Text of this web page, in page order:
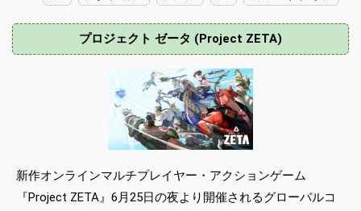
プロジェクト ゼータ (Project ZETA)
新作オンラインマルチプレイヤー・アクションゲーム
『Project ZETA』6月25日の夜より開催されるグローバルコ